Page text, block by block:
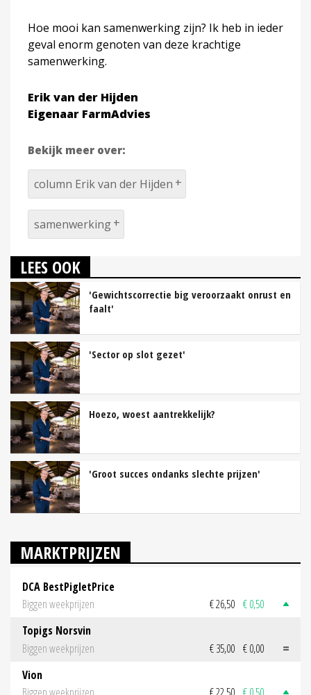
Hoe mooi kan samenwerking zijn? Ik heb in ieder
geval enorm genoten van deze krachtige
samenwerking.
Erik van der Hijden
Eigenaar FarmAdvies
Bekijk meer over:
column Erik van der Hijden
samenwerking
LEES OOK
'Gewichtscorrectie big veroorzaakt onrust en
faalt'
'Sector op slot gezet'
Hoezo, woest aantrekkelijk?
'Groot succes ondanks slechte prijzen'
MARKTPRIJZEN
DCA BestPigletPrice
Biggen weekprijzen
€ 26,50 € 0,50
Topigs Norsvin
Biggen weekprijzen
€ 35,00 € 0,00
Vion